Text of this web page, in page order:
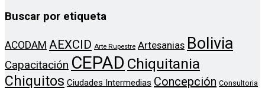
Buscar por etiqueta
ACODAM AEXCID Arte Rupestre Artesanias Bolivia
Capacitación CEPAD Chiquitania
Chiquitos Ciudades Intermedias Concepción Consultoria